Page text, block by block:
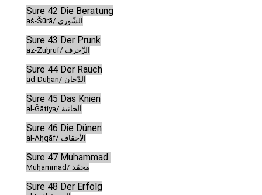
Sure 42 Die Beratung
aš-Šūrā/ الشّورى
Sure 43 Der Prunk
az-Zuḫruf/ الزّخرف
Sure 44 Der Rauch
ad-Duḫān/ الدّخان
Sure 45 Das Knien
al-Ǧāṯiya/ الجاثية
Sure 46 Die Dünen
al-Aḥqāf/ الأحقاف
Sure 47 Muḥammad
Muḥammad/ محمّد
Sure 48 Der Erfolg